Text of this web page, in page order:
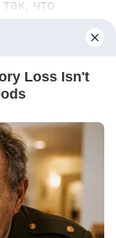
что
быть
быть
закрепилось
всё,
я буду
это было
Это стало
действием,